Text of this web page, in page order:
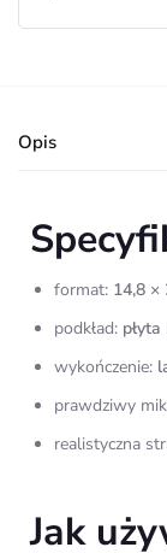
Opis
format: 14,8 ×
podkład:
wykończenie:
prawdziwy
realistyczna
Jak